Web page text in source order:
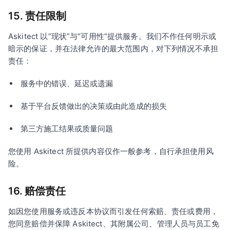
15. 责任限制
Askitect 以“现状”与“可用性”提供服务。我们不作任何明示或
暗示的保证，并在法律允许的最大范围内，对下列情况不承担
责任：
服务中的错误、延迟或遗漏
基于平台反馈做出的决策或由此造成的损失
第三方施工结果或质量问题
您使用 Askitect 所提供内容仅作一般参考，自行承担使用风
险。
16. 赔偿责任
如因您使用服务或违反本协议而引发任何索赔、责任或费用，
您同意赔偿并保障 Askitect、其附属公司、管理人员与员工免